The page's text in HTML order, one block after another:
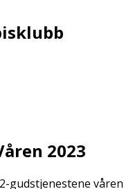
2023
gudstjenestene våren